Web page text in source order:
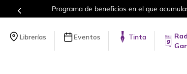
en el que acumulas puntos en cada compra.
Librerías Eventos Tinta